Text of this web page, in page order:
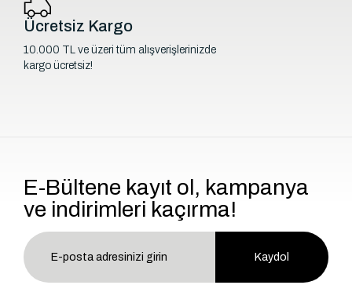
Ücretsiz Kargo
10.000 TL ve üzeri tüm alışverişlerinizde
kargo ücretsiz!
E-Bültene kayıt ol, kampanya
ve indirimleri kaçırma!
Kaydol